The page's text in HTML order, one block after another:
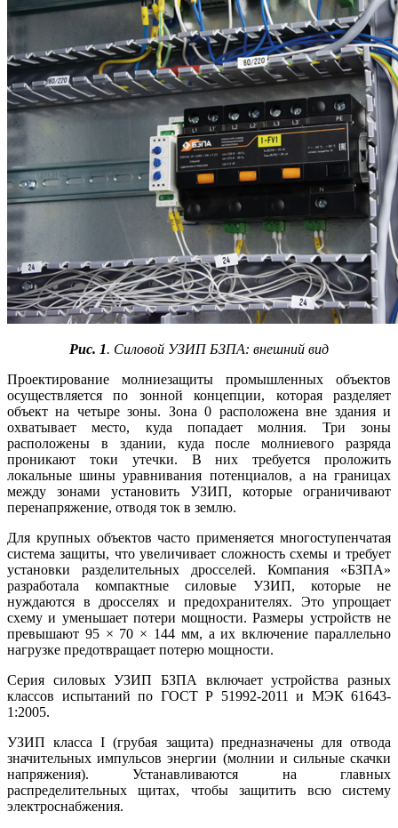
Рис. 1. Силовой УЗИП БЗПА: внешний вид
Проектирование молниезащиты промышленных объектов
осуществляется по зонной концепции, которая разделяет
объект на четыре зо­ны. Зона 0 расположена вне здания и
охватывает место, ку­да попадает молния. Три зо­ны
расположены в здании, ку­да после молниевого разряда
проникают то­ки утечки. В них требуется проложить
локальные ши­ны уравнивания потенциалов, а на границах
между зонами установить УЗИП, которые ограничивают
перенапряжение, отводя ток в землю.
Для крупных объектов часто применяется многоступенчатая
система защиты, что увеличивает сложность схемы и требует
установки разделительных дросселей. Компания «БЗПА»
разработала компактные силовые УЗИП, которые не
нуждаются в дросселях и предохранителях. Это упрощает
схему и уменьшает потери мощности. Размеры устройств не
превышают 95 × 70 × 144 мм, а их включение параллельно
нагрузке предотвращает потерю мощности.
Серия силовых УЗИП БЗПА включает устройства разных
классов испытаний по ГОСТ Р 51992-2011 и МЭК 61643-
1:2005.
УЗИП класса I (грубая защита) предназначены для отвода
значительных импульсов энергии (молнии и сильные скачки
напряжения). Устанавливаются на главных
распределительных щитах, чтобы защитить всю систему
электроснабжения.